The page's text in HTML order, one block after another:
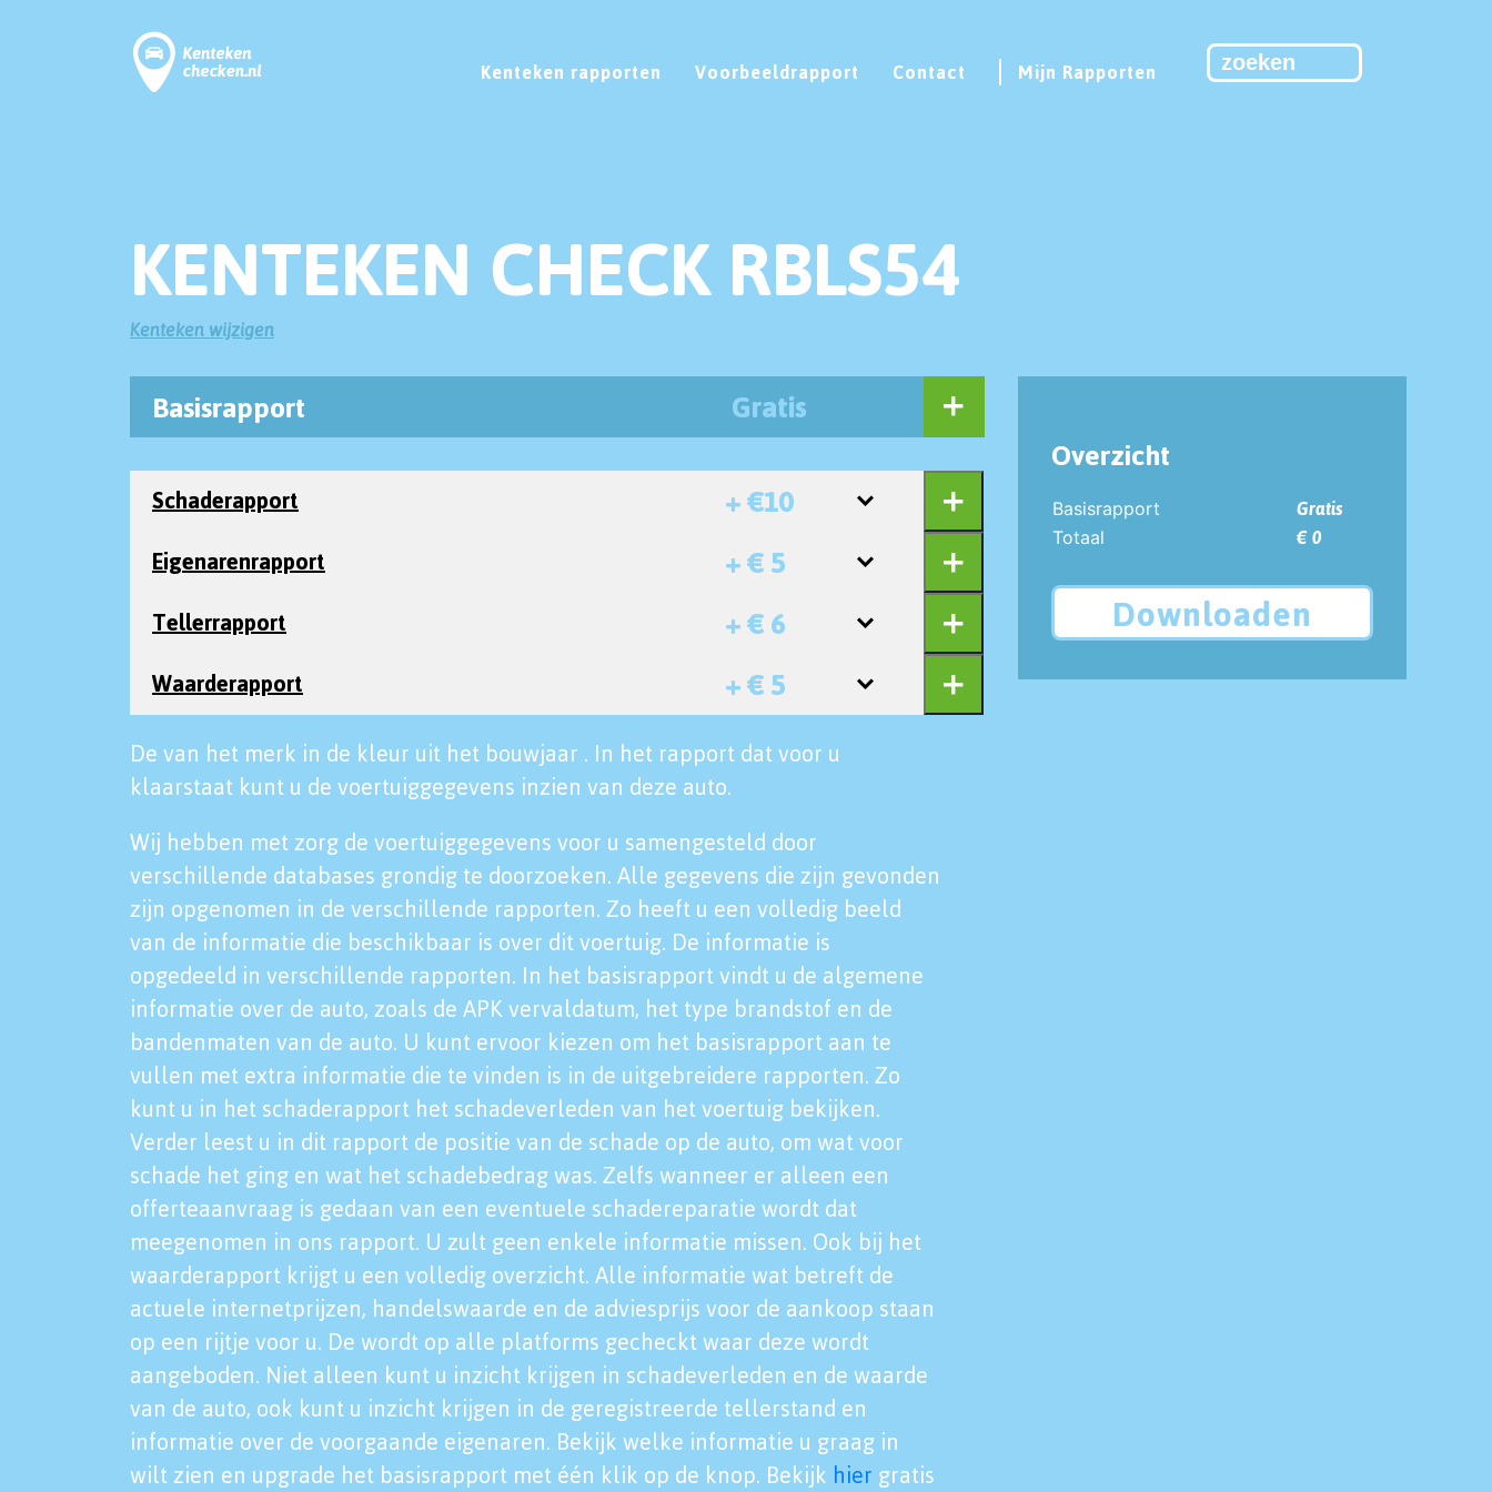
Kenteken rapporten Voorbeeldrapport Contact Mijn Rapporten
KENTEKEN CHECK RBLS54
Kenteken wijzigen
Basisrapport Gratis
Schaderapport + €10
Eigenarenrapport + € 5
Tellerrapport + € 6
Waarderapport + € 5
De van het merk in de kleur uit het bouwjaar . In het rapport dat voor u
klaarstaat kunt u de voertuiggegevens inzien van deze auto.
Wij hebben met zorg de voertuiggegevens voor u samengesteld door
verschillende databases grondig te doorzoeken. Alle gegevens die zijn gevonden
zijn opgenomen in de verschillende rapporten. Zo heeft u een volledig beeld
van de informatie die beschikbaar is over dit voertuig. De informatie is
opgedeeld in verschillende rapporten. In het basisrapport vindt u de algemene
informatie over de auto, zoals de APK vervaldatum, het type brandstof en de
bandenmaten van de auto. U kunt ervoor kiezen om het basisrapport aan te
vullen met extra informatie die te vinden is in de uitgebreidere rapporten. Zo
kunt u in het schaderapport het schadeverleden van het voertuig bekijken.
Verder leest u in dit rapport de positie van de schade op de auto, om wat voor
schade het ging en wat het schadebedrag was. Zelfs wanneer er alleen een
offerteaanvraag is gedaan van een eventuele schadereparatie wordt dat
meegenomen in ons rapport. U zult geen enkele informatie missen. Ook bij het
waarderapport krijgt u een volledig overzicht. Alle informatie wat betreft de
actuele internetprijzen, handelswaarde en de adviesprijs voor de aankoop staan
op een rijtje voor u. De wordt op alle platforms gecheckt waar deze wordt
aangeboden. Niet alleen kunt u inzicht krijgen in schadeverleden en de waarde
van de auto, ook kunt u inzicht krijgen in de geregistreerde tellerstand en
informatie over de voorgaande eigenaren. Bekijk welke informatie u graag in
wilt zien en upgrade het basisrapport met één klik op de knop. Bekijk hier gratis
Overzicht
Basisrapport
Gratis
Totaal
€ 0
Downloaden